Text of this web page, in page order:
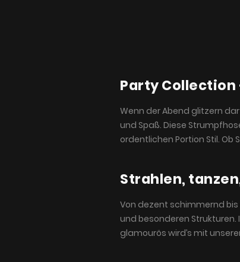
Party
Wenn der Abend glitzern
und Spaß. Diese
ordentlichen Portion Stil. Ob
Strahlen,
Von dezent schimmernd
und besonderen Strukturen.
glamourös wird’s mit